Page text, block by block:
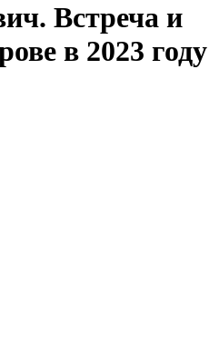
Встреча и
в 2023 году